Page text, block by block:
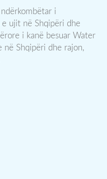
i
ujit në Shqipëri dhe
i kanë besuar Water
Shqipëri dhe rajon,